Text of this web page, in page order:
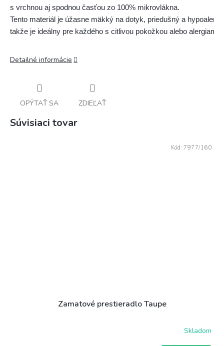
s vrchnou aj spodnou časťou zo 100% mikrovlákna.
Tento materiál je úžasne mäkký na dotyk, priedušný a
takže je ideálny pre každého s citlivou pokožkou alebo alergiami
Detailné informácie
OPÝTAŤ SA ZDIEĽAŤ
Súvisiaci tovar
Zamatové prestieradlo Taupe
Skladom
Kód: 7977/160